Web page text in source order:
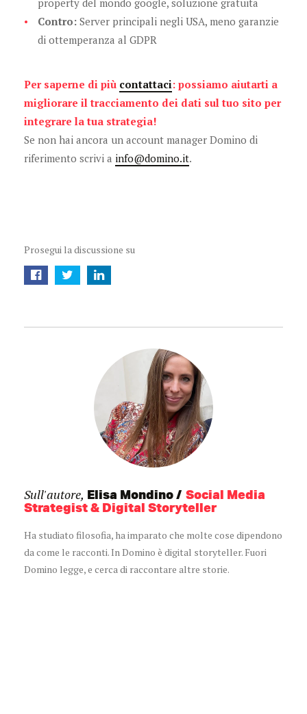
Contro: Server principali negli USA, meno garanzie
di ottemperanza al GDPR
Per saperne di più contattaci: possiamo aiutarti a
migliorare il tracciamento dei dati sul tuo sito per
integrare la tua strategia!
Se non hai ancora un account manager Domino di
riferimento scrivi a info@domino.it.
Prosegui la discussione su
Sull'autore, Elisa Mondino
Social Media
Strategist & Digital Storyteller
Ha studiato filosofia, ha imparato che molte cose dipendono
da come le racconti. In Domino è digital storyteller. Fuori
Domino legge, e cerca di raccontare altre storie.